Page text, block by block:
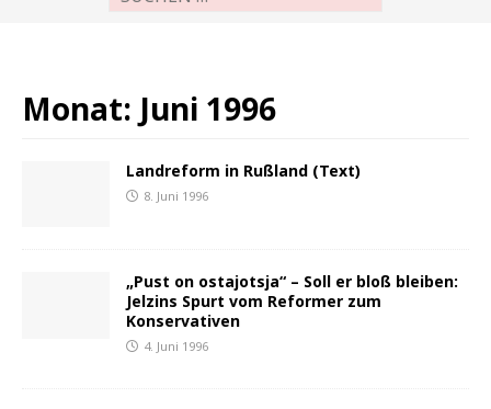
Monat: Juni 1996
Landreform in Rußland (Text)
8. Juni 1996
„Pust on ostajotsja“ – Soll er bloß bleiben:
Jelzins Spurt vom Reformer zum
Konservativen
4. Juni 1996